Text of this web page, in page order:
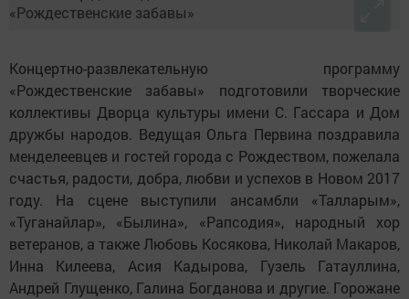
Концертно-развлекательную программу
«Рождественские забавы» подготовили творческие
коллективы Дворца культуры имени С. Гассара и Дом
дружбы народов. Ведущая Ольга Первина поздравила
менделеевцев и гостей города с Рождеством, пожелала
счастья, радости, добра, любви и успехов в Новом 2017
году. На сцене выступили ансамбли «Талларым»,
«Туганайлар», «Былина», «Рапсодия», народный хор
ветеранов, а также Любовь Косякова, Николай Макаров,
Инна Килеева, Асия Кадырова, Гузель Гатауллина,
Андрей Глущенко, Галина Богданова и другие. Горожане